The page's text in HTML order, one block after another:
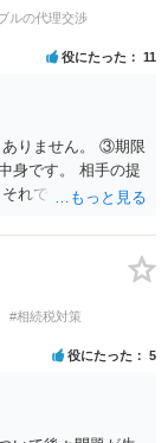
ルの代理交渉
役にたった 11
りません。 ③期限
身です。 相手の提
れでもあなた有利
#相続税対策
役にたった 5